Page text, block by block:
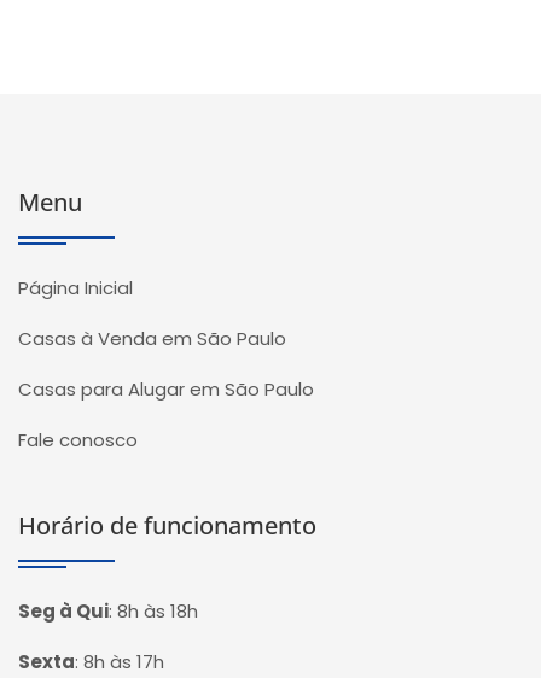
Menu
Página Inicial
Casas à Venda em São Paulo
Casas para Alugar em São Paulo
Fale conosco
Horário de funcionamento
Seg à Qui: 8h às 18h
Sexta: 8h às 17h